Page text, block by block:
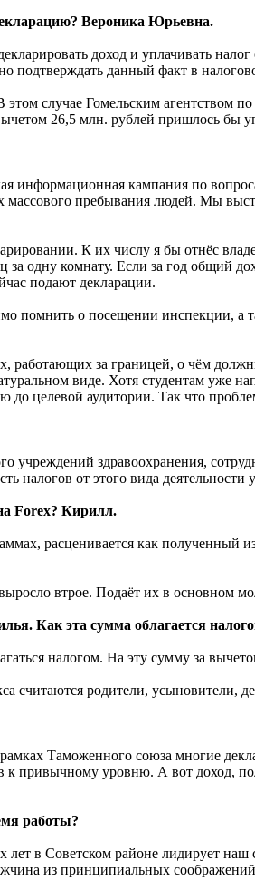
Вероника Юрьевна.
доход и уплачивать
подтверждать данный факт в
случае Гомельским агентством
26,5 млн. рублей пришлось бы
информационная кампания по
массового пребывания людей. Мы
К их числу я бы отнёс
одну комнату. Если за год общий
подают декларации.
помнить о посещении инспекции,
работающих за границей, о чём
виде. Хотя студентам уже
целевой аудитории. Так что
здравоохранения,
от этого вида
Forex? Кирилл.
расценивается как полученный
втрое. Подаёт их в основном
Как эта сумма облагается
налогом. На эту сумму за
считаются родители, усыновители,
Таможенного союза многие
привычному уровню. А вот доход,
работы?
лет в Советском районе лидирует
из принципиальных